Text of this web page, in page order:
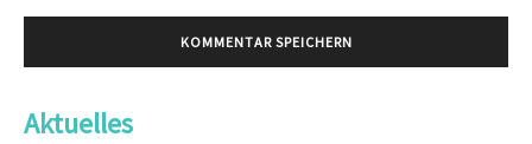
Aktuelles